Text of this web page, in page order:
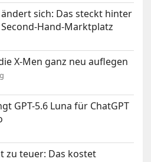
ändert sich: Das steckt hinter
Hand-Marktplatz
X-Men ganz neu auflegen
GPT-5.6 Luna für ChatGPT
zu teuer: Das kostet